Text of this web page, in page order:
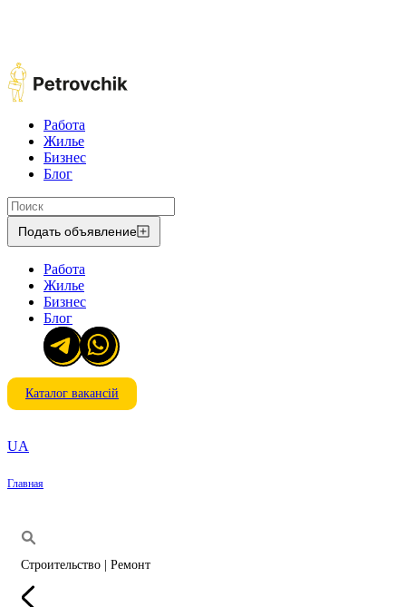
Работа
Жилье
Бизнес
Блог
Подать объявление
Работа
Жилье
Бизнес
Блог
Каталог вакансій
UA
Главная
Строительство | Ремонт